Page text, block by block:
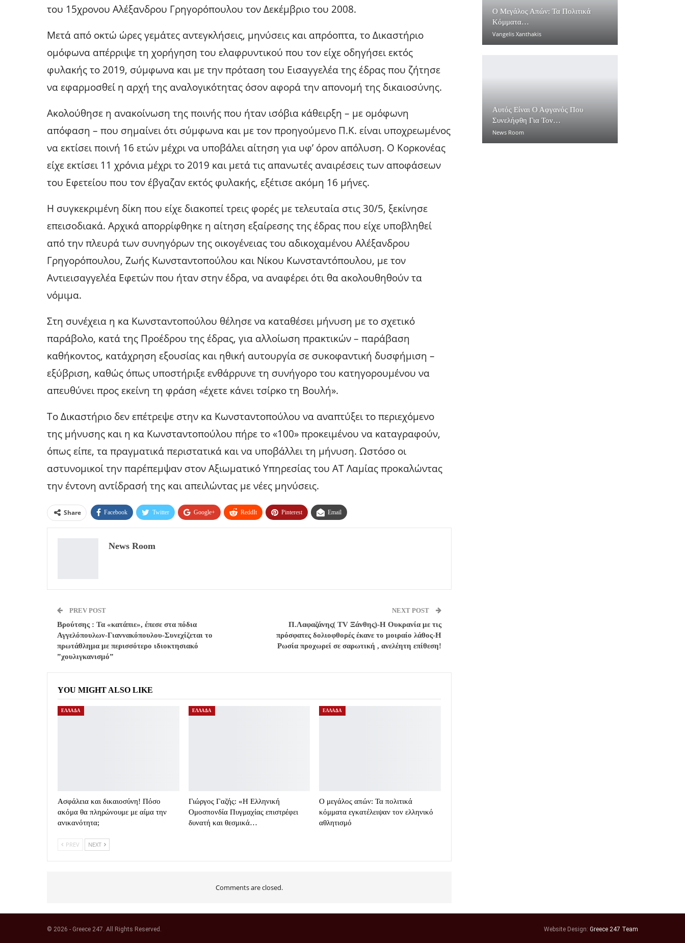
του 15χρονου Αλέξανδρου Γρηγορόπουλου τον Δεκέμβριο του 2008.
Μετά από οκτώ ώρες γεμάτες αντεγκλήσεις, μηνύσεις και απρόοπτα, το Δικαστήριο
ομόφωνα απέρριψε τη χορήγηση του ελαφρυντικού που τον είχε οδηγήσει εκτός
φυλακής το 2019, σύμφωνα και με την πρόταση του Εισαγγελέα της έδρας που ζήτησε
να εφαρμοσθεί η αρχή της αναλογικότητας όσον αφορά την απονομή της δικαιοσύνης.
Ακολούθησε η ανακοίνωση της ποινής που ήταν ισόβια κάθειρξη – με ομόφωνη
απόφαση – που σημαίνει ότι σύμφωνα και με τον προηγούμενο Π.Κ. είναι υποχρεωμένος
να εκτίσει ποινή 16 ετών μέχρι να υποβάλει αίτηση για υφ’ όρον απόλυση. Ο Κορκονέας
είχε εκτίσει 11 χρόνια μέχρι το 2019 και μετά τις απανωτές αναιρέσεις των αποφάσεων
του Εφετείου που τον έβγαζαν εκτός φυλακής, εξέτισε ακόμη 16 μήνες.
Η συγκεκριμένη δίκη που είχε διακοπεί τρεις φορές με τελευταία στις 30/5, ξεκίνησε
επεισοδιακά. Αρχικά απορρίφθηκε η αίτηση εξαίρεσης της έδρας που είχε υποβληθεί
από την πλευρά των συνηγόρων της οικογένειας του αδικοχαμένου Αλέξανδρου
Γρηγορόπουλου, Ζωής Κωνσταντοπούλου και Νίκου Κωνσταντόπουλου, με τον
Αντιεισαγγελέα Εφετών που ήταν στην έδρα, να αναφέρει ότι θα ακολουθηθούν τα
νόμιμα.
Στη συνέχεια η κα Κωνσταντοπούλου θέλησε να καταθέσει μήνυση με το σχετικό
παράβολο, κατά της Προέδρου της έδρας, για αλλοίωση πρακτικών – παράβαση
καθήκοντος, κατάχρηση εξουσίας και ηθική αυτουργία σε συκοφαντική δυσφήμιση –
εξύβριση, καθώς όπως υποστήριξε ενθάρρυνε τη συνήγορο του κατηγορουμένου να
απευθύνει προς εκείνη τη φράση «έχετε κάνει τσίρκο τη Βουλή».
Το Δικαστήριο δεν επέτρεψε στην κα Κωνσταντοπούλου να αναπτύξει το περιεχόμενο
της μήνυσης και η κα Κωνσταντοπούλου πήρε το «100» προκειμένου να καταγραφούν,
όπως είπε, τα πραγματικά περιστατικά και να υποβάλλει τη μήνυση. Ωστόσο οι
αστυνομικοί την παρέπεμψαν στον Αξιωματικό Υπηρεσίας του ΑΤ Λαμίας προκαλώντας
την έντονη αντίδρασή της και απειλώντας με νέες μηνύσεις.
Share Facebook Twitter Google+ ReddIt Pinterest Email
News Room
PREV POST
Βρούτσης : Τα «κατάπιε», έπεσε στα πόδια
Αγγελόπουλων-Γιαννακόπουλου-Συνεχίζεται το
πρωτάθλημα με περισσότερο ιδιοκτησιακό
”χουλιγκανισμό”
NEXT POST
Π.Λαφαζάνης( TV Ξάνθης)-Η Ουκρανία με τις
πρόσφατες δολιοφθορές έκανε το μοιραίο λάθος-Η
Ρωσία προχωρεί σε σαρωτική , ανελέητη επίθεση!
YOU MIGHT ALSO LIKE
ΕΛΛΑΔΑ
Ασφάλεια και δικαιοσύνη! Πόσο
ακόμα θα πληρώνουμε με αίμα την
ανικανότητα;
ΕΛΛΑΔΑ
Γιώργος Γαζής: «Η Ελληνική
Ομοσπονδία Πυγμαχίας επιστρέφει
δυνατή και θεσμικά…
ΕΛΛΑΔΑ
Ο μεγάλος απών: Τα πολιτικά
κόμματα εγκατέλειψαν τον ελληνικό
αθλητισμό
PREV NEXT
Comments are closed.
Ο Μεγάλος Απών: Τα Πολιτικά
Κόμματα…
Vangelis Xanthakis
Αυτός Είναι Ο Αφγανός Που
Συνελήφθη Για Τον…
News Room
© 2026 - Greece 247. All Rights Reserved. Website Design: Greece 247 Team